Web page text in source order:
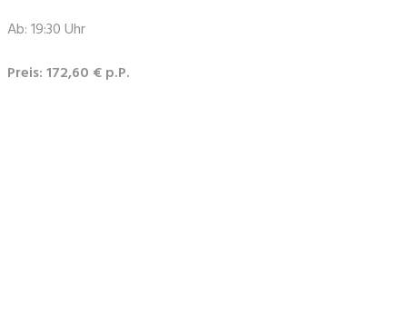
Ab: 19:30 Uhr
Preis: 172,60 € p.P.